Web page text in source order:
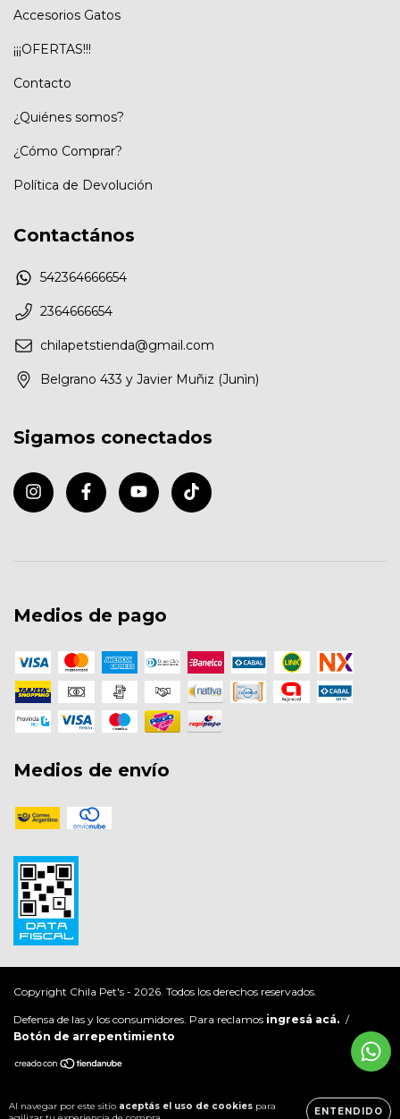
Al navegar por este sitio aceptás el uso de cookies para
ENTENDIDO
Accesorios Gatos
¡¡¡OFERTAS!!!
Contacto
¿Quiénes somos?
¿Cómo Comprar?
Política de Devolución
Contactános
542364666654
2364666654
chilapetstienda@gmail.com
Belgrano 433 y Javier Muñiz (Junìn)
Sigamos conectados
Medios de pago
Medios de envío
Copyright Chila Pet's - 2026. Todos los derechos reservados.
Defensa de las y los consumidores. Para reclamos ingresá acá. /
Botón de arrepentimiento